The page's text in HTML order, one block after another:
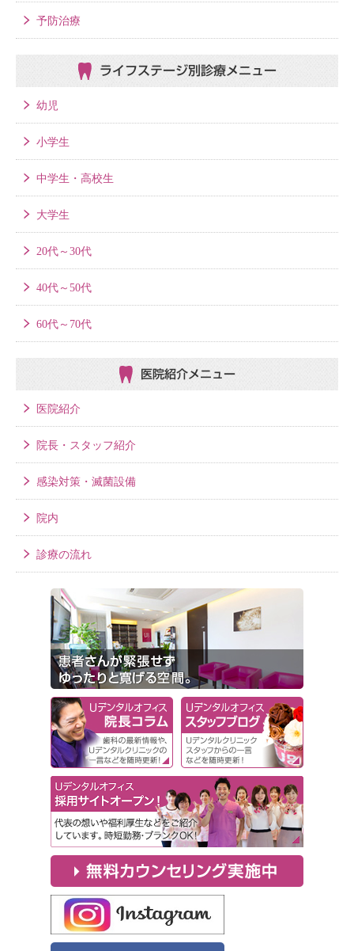
予防治療
ライフステージ別 診療メニュー
幼児
小学生
中学生・高校生
大学生
20代～30代
40代～50代
60代～70代
医院紹介メニュー
医院紹介
院長・スタッフ紹介
感染対策・滅菌設備
院内
診療の流れ